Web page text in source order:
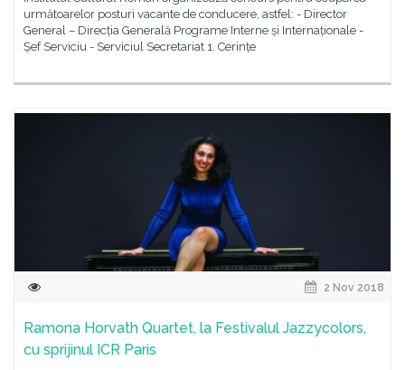
următoarelor posturi vacante de conducere, astfel: - Director
General – Direcția Generală Programe Interne și Internaționale -
Șef Serviciu - Serviciul Secretariat 1. Cerințe
2 Nov 2018
Ramona Horvath Quartet, la Festivalul Jazzycolors,
cu sprijinul ICR Paris